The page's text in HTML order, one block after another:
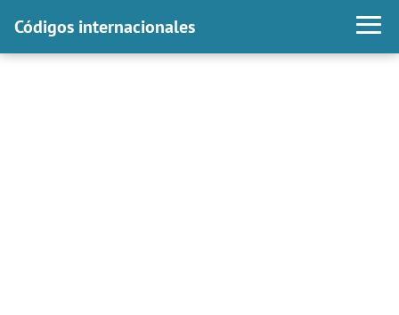
Códigos internacionales